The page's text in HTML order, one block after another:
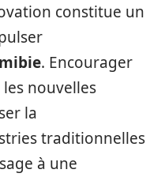
constitue un
. Encourager
nouvelles
la
traditionnelles
à une